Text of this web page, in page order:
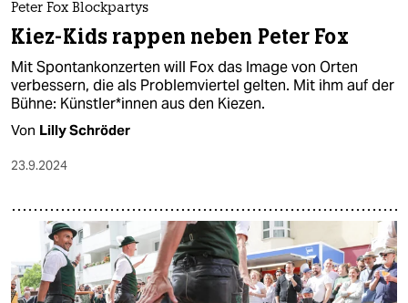
Peter Fox Blockpartys
Kiez-Kids rappen neben Peter Fox
Mit Spontankonzerten will Fox das Image von Orten
verbessern, die als Problemviertel gelten. Mit ihm auf der
Bühne: Künst­le­r*in­nen aus den Kiezen.
Von Lilly Schröder
23.9.2024